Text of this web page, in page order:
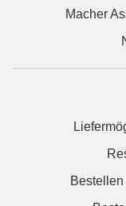
Macher